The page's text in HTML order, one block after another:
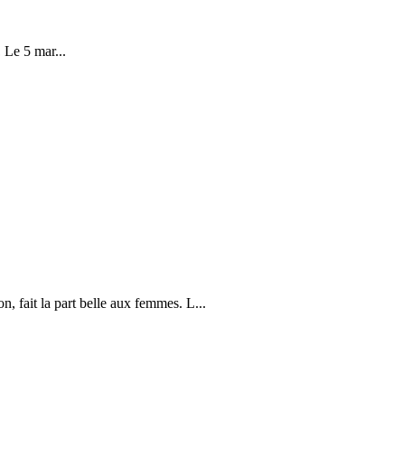
Le 5 mar...
fait la part belle aux femmes. L...